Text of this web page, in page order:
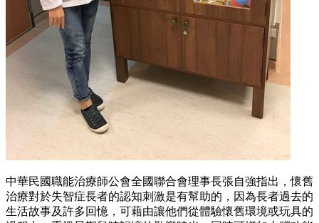
中華民國職能治療師公會全國聯合會理事長張自強指出，懷舊
治療對於失智症長者的認知刺激是有幫助的，因為長者過去的
生活故事及許多回憶，可藉由讓他們從體驗懷舊環境或玩具的